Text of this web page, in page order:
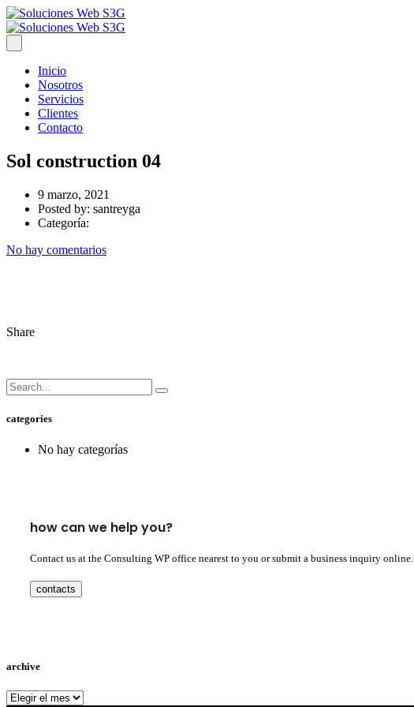
Inicio
Nosotros
Servicios
Clientes
Contacto
Sol construction 04
9 marzo, 2021
Posted by: santreyga
Categoría:
No hay comentarios
Share
categories
No hay categorías
how can we help you?
Contact us at the Consulting WP office nearest to you or submit a business inquiry online.
contacts
archive
archive